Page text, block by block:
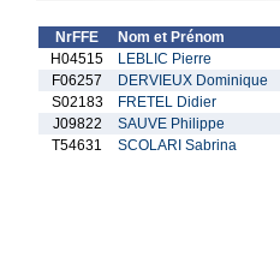
NrFFE Nom et Prénom
H04515
LEBLIC Pierre
F06257
DERVIEUX Dominique
S02183
FRETEL Didier
J09822
SAUVE Philippe
T54631
SCOLARI Sabrina